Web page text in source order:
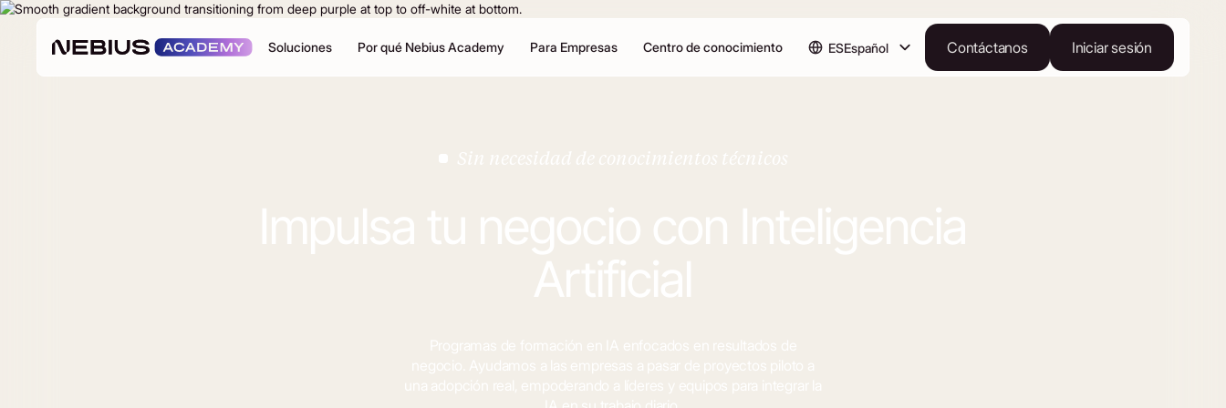
Soluciones Por qué Nebius Academy Para Empresas Centro de conocimiento ESEspañol Contáctanos Iniciar sesión